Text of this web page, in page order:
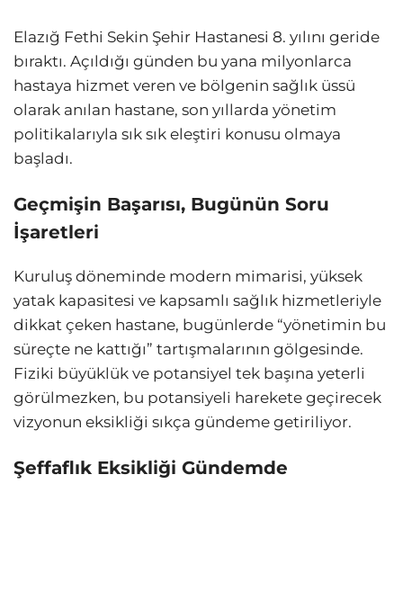
Elazığ Fethi Sekin Şehir Hastanesi 8. yılını geride
bıraktı. Açıldığı günden bu yana milyonlarca
hastaya hizmet veren ve bölgenin sağlık üssü
olarak anılan hastane, son yıllarda yönetim
politikalarıyla sık sık eleştiri konusu olmaya
başladı.
Geçmişin Başarısı, Bugünün Soru
İşaretleri
Kuruluş döneminde modern mimarisi, yüksek
yatak kapasitesi ve kapsamlı sağlık hizmetleriyle
dikkat çeken hastane, bugünlerde “yönetimin bu
süreçte ne kattığı” tartışmalarının gölgesinde.
Fiziki büyüklük ve potansiyel tek başına yeterli
görülmezken, bu potansiyeli harekete geçirecek
vizyonun eksikliği sıkça gündeme getiriliyor.
Şeffaflık Eksikliği Gündemde